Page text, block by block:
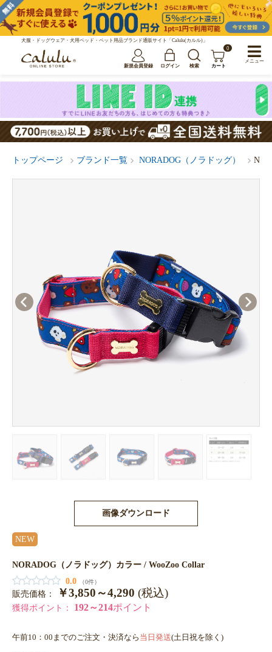
犬服・ドッグウェア・犬用ベッド・ペット用品ブランド通販サイト「Calulu(カルル)」
新規会員登録 ログイン 検索
0
カート
トップページ ブランド一覧 NORADOG（ノラドッグ）
画像ダウンロード
NEW
NORADOG（ノラドッグ）カラー / WooZoo Collar
0.0
（0件）
販売価格： ￥3,850～4,290 (税込)
獲得ポイント： 192～214ポイント
午前10：00までのご注文・決済なら 当日発送(土日祝を除く)
メニュー